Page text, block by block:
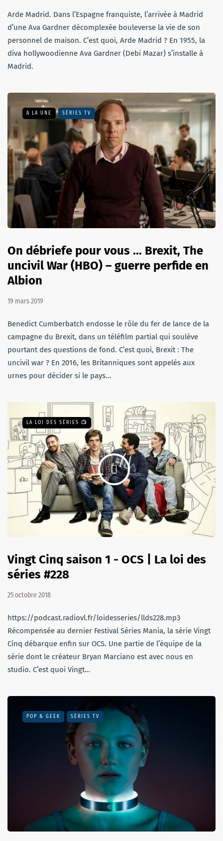
Arde Madrid. Dans l’Espagne franquiste, l’arrivée à Madrid
d’une Ava Gardner décomplexée bouleverse la vie de son
personnel de maison. C’est quoi, Arde Madrid ? En 1955, la
diva hollywoodienne Ava Gardner (Debi Mazar) s’installe à
Madrid.
A LA UNE SÉRIES TV
On débriefe pour vous ... Brexit, The
uncivil War (HBO) – guerre perfide en
Albion
19 mars 2019
Benedict Cumberbatch endosse le rôle du fer de lance de la
campagne du Brexit, dans un téléfilm partial qui soulève
pourtant des questions de fond. C’est quoi, Brexit : The
uncivil war ? En 2016, les Britanniques sont appelés aux
urnes pour décider si le pays…
LA LOI DES SÉRIES 📺
Vingt Cinq saison 1 - OCS | La loi des
séries #228
25 octobre 2018
https://podcast.radiovl.fr/loidesseries/llds228.mp3
Récompensée au dernier Festival Séries Mania, la série Vingt
Cinq débarque enfin sur OCS. Une partie de l’équipe de la
série dont le créateur Bryan Marciano est avec nous en
studio. C’est quoi Vingt…
POP & GEEK SÉRIES TV